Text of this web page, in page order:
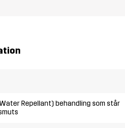
Repellant) behandling som står